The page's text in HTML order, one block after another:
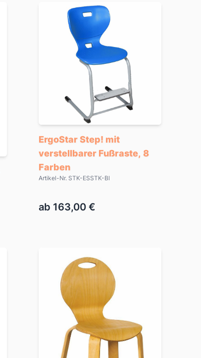
ErgoStar Step! mit
verstellbarer Fußraste, 8
Farben
Artikel-Nr. STK-ESSTK-Bl
ab 163,00 €